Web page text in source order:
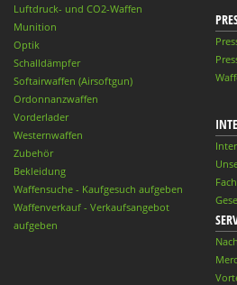
Luftdruck- und CO2-Waffen
Munition
Optik
Schalldämpfer
Softairwaffen (Airsoftgun)
Ordonnanzwaffen
Vorderlader
Westernwaffen
Zubehör
Bekleidung
Waffensuche - Kaufgesuch aufgeben
Waffenverkauf - Verkaufsangebot
aufgeben